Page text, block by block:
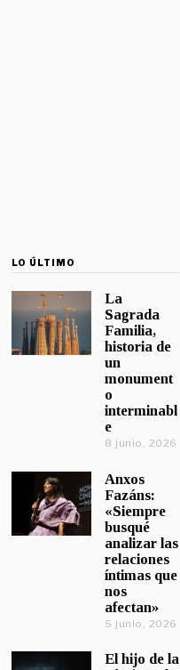
LO ÚLTIMO
La
Sagrada
Familia,
historia de
un
monument
o
interminabl
e
8 junio, 2026
Anxos
Fazáns:
«Siempre
busqué
analizar las
relaciones
íntimas que
nos
afectan»
5 junio, 2026
El hijo de la